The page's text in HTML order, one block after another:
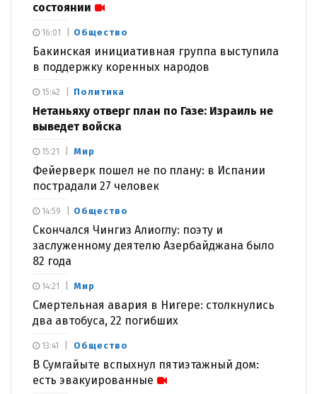
состоянии
Общество
Бакинская инициативная группа выступила
в поддержку коренных народов
16:01
Политика
Нетаньяху отверг план по Газе: Израиль не
выведет войска
15:42
Мир
Фейерверк пошел не по плану: в Испании
пострадали 27 человек
15:21
Общество
Скончался Чингиз Алиоглу: поэту и
заслуженному деятелю Азербайджана было
82 года
14:59
Мир
Смертельная авария в Нигере: столкнулись
два автобуса, 22 погибших
14:21
Общество
В Сумгайыте вспыхнул пятиэтажный дом:
есть эвакуированные
13:41